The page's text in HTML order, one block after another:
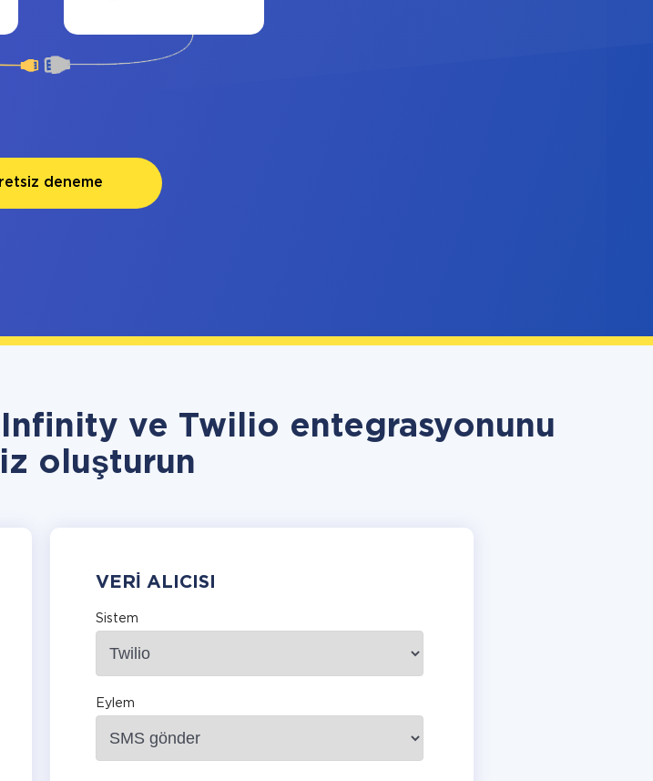
deneme
Infinity ve Twilio entegrasyonunu
oluşturun
VERI ALICISI
Sistem
Eylem